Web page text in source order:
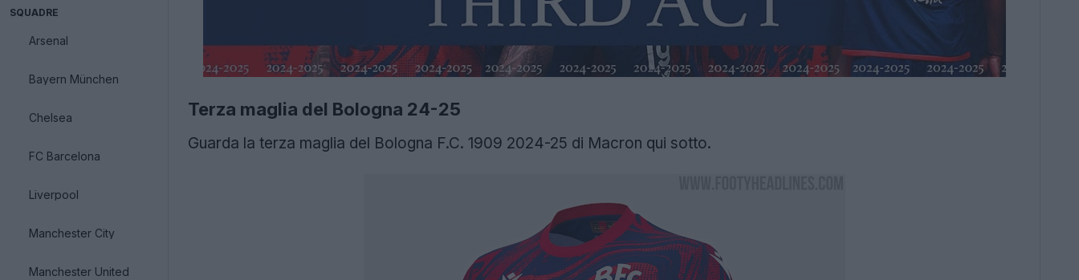
SQUADRE
Arsenal
Bayern München
Chelsea
FC Barcelona
Liverpool
Manchester City
Manchester United
Terza maglia del Bologna 24-25
Guarda la terza maglia del Bologna F.C. 1909 2024-25 di Macron qui sotto.